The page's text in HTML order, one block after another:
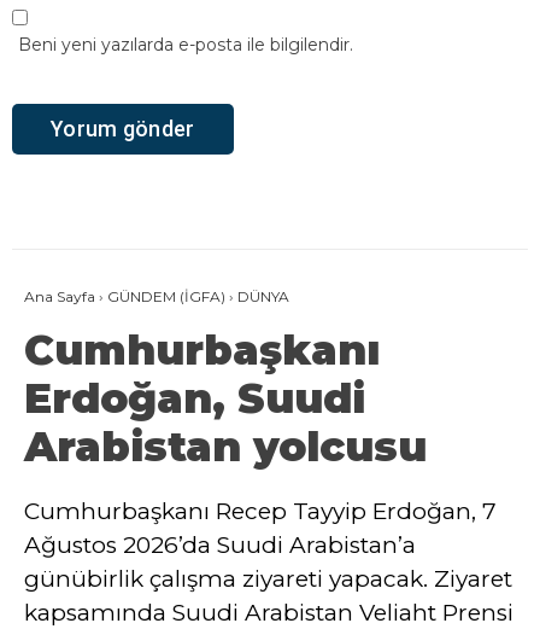
Beni yeni yazılarda e-posta ile bilgilendir.
Ana Sayfa › GÜNDEM (İGFA) › DÜNYA
Cumhurbaşkanı
Erdoğan, Suudi
Arabistan yolcusu
Cumhurbaşkanı Recep Tayyip Erdoğan, 7
Ağustos 2026’da Suudi Arabistan’a
günübirlik çalışma ziyareti yapacak. Ziyaret
kapsamında Suudi Arabistan Veliaht Prensi